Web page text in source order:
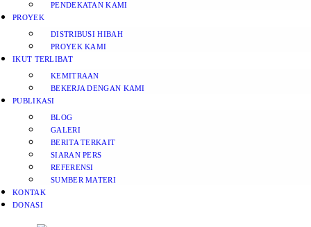
PENDEKATAN KAMI
PROYEK
DISTRIBUSI HIBAH
PROYEK KAMI
IKUT TERLIBAT
KEMITRAAN
BEKERJA DENGAN KAMI
PUBLIKASI
BLOG
GALERI
BERITA TERKAIT
SIARAN PERS
REFERENSI
SUMBER MATERI
KONTAK
DONASI